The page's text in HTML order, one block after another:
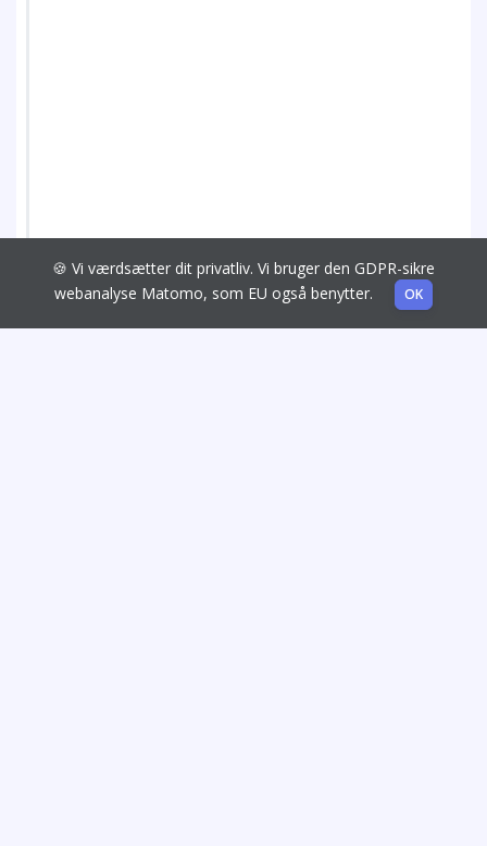
🍪 Vi værdsætter dit privatliv. Vi bruger den GDPR-sikre
webanalyse Matomo, som EU også benytter.
OK